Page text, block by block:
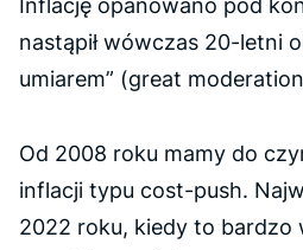
Inflację opanowano pod
nastąpił wówczas 20-letni
umiarem” (great moderation
Od 2008 roku mamy do
inflacji typu cost-push.
2022 roku, kiedy to bardzo